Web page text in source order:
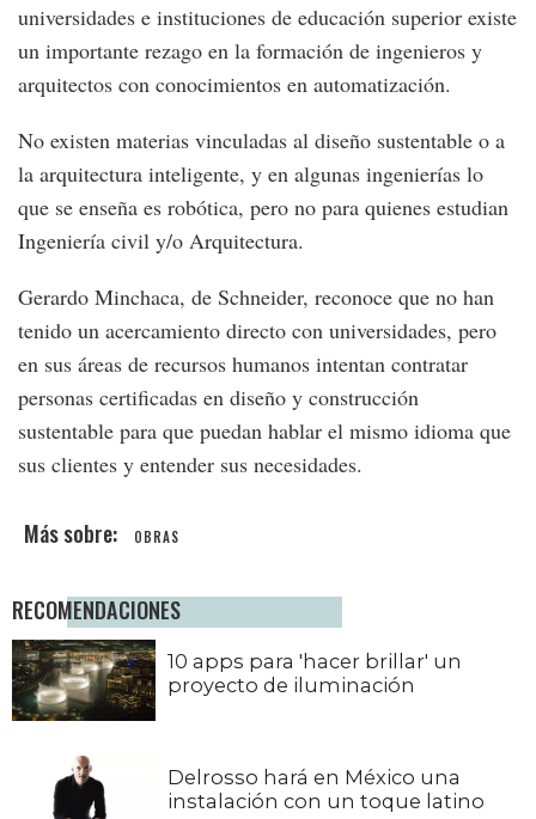
universidades e instituciones de educación superior existe
un importante rezago en la formación de ingenieros y
arquitectos con conocimientos en automatización.
No existen materias vinculadas al diseño sustentable o a
la arquitectura inteligente, y en algunas ingenierías lo
que se enseña es robótica, pero no para quienes estudian
Ingeniería civil y/o Arquitectura.
Gerardo Minchaca, de Schneider, reconoce que no han
tenido un acercamiento directo con universidades, pero
en sus áreas de recursos humanos intentan contratar
personas certificadas en diseño y construcción
sustentable para que puedan hablar el mismo idioma que
sus clientes y entender sus necesidades.
OBRAS
RECOMENDACIONES
10 apps para 'hacer brillar' un
proyecto de iluminación
Delrosso hará en México una
instalación con un toque latino